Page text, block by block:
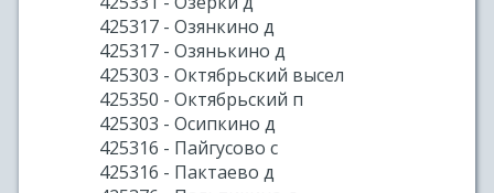
425317 - Озянкино д
425317 - Озянькино д
425303 - Октябрьский высел
425350 - Октябрьский п
425303 - Осипкино д
425316 - Пайгусово с
425316 - Пактаево д